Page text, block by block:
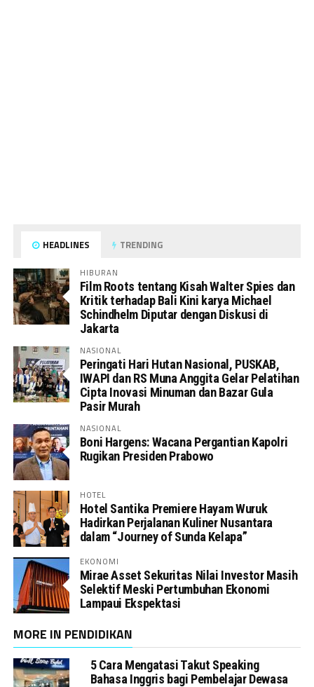
HEADLINES TRENDING
HIBURAN
Film Roots tentang Kisah Walter Spies dan
Kritik terhadap Bali Kini karya Michael
Schindhelm Diputar dengan Diskusi di
Jakarta
NASIONAL
Peringati Hari Hutan Nasional, PUSKAB,
IWAPI dan RS Muna Anggita Gelar Pelatihan
Cipta Inovasi Minuman dan Bazar Gula
Pasir Murah
NASIONAL
Boni Hargens: Wacana Pergantian Kapolri
Rugikan Presiden Prabowo
HOTEL
Hotel Santika Premiere Hayam Wuruk
Hadirkan Perjalanan Kuliner Nusantara
dalam “Journey of Sunda Kelapa”
EKONOMI
Mirae Asset Sekuritas Nilai Investor Masih
Selektif Meski Pertumbuhan Ekonomi
Lampaui Ekspektasi
MORE IN PENDIDIKAN
5 Cara Mengatasi Takut Speaking
Bahasa Inggris bagi Pembelajar Dewasa